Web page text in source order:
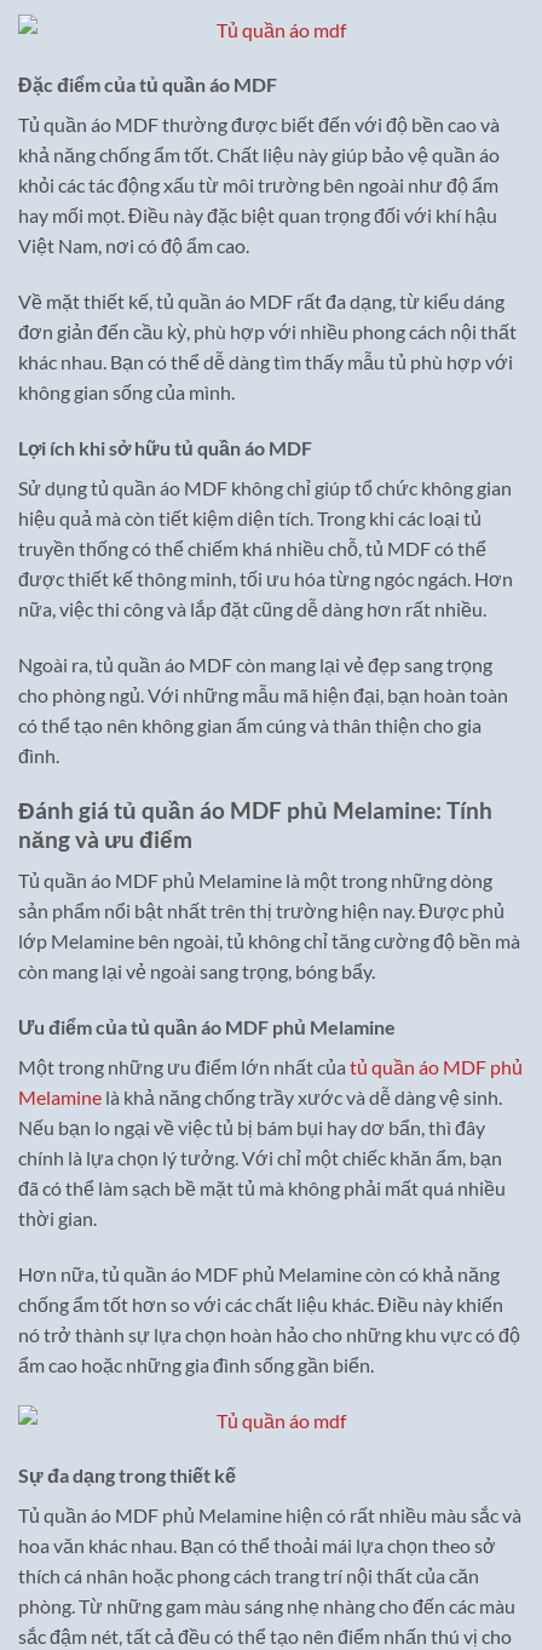
Đặc điểm của tủ quần áo MDF
Tủ quần áo MDF thường được biết đến với độ bền cao và
khả năng chống ẩm tốt. Chất liệu này giúp bảo vệ quần áo
khỏi các tác động xấu từ môi trường bên ngoài như độ ẩm
hay mối mọt. Điều này đặc biệt quan trọng đối với khí hậu
Việt Nam, nơi có độ ẩm cao.
Về mặt thiết kế, tủ quần áo MDF rất đa dạng, từ kiểu dáng
đơn giản đến cầu kỳ, phù hợp với nhiều phong cách nội thất
khác nhau. Bạn có thể dễ dàng tìm thấy mẫu tủ phù hợp với
không gian sống của mình.
Lợi ích khi sở hữu tủ quần áo MDF
Sử dụng tủ quần áo MDF không chỉ giúp tổ chức không gian
hiệu quả mà còn tiết kiệm diện tích. Trong khi các loại tủ
truyền thống có thể chiếm khá nhiều chỗ, tủ MDF có thể
được thiết kế thông minh, tối ưu hóa từng ngóc ngách. Hơn
nữa, việc thi công và lắp đặt cũng dễ dàng hơn rất nhiều.
Ngoài ra, tủ quần áo MDF còn mang lại vẻ đẹp sang trọng
cho phòng ngủ. Với những mẫu mã hiện đại, bạn hoàn toàn
có thể tạo nên không gian ấm cúng và thân thiện cho gia
đình.
Đánh giá tủ quần áo MDF phủ Melamine: Tính
năng và ưu điểm
Tủ quần áo MDF phủ Melamine là một trong những dòng
sản phẩm nổi bật nhất trên thị trường hiện nay. Được phủ
lớp Melamine bên ngoài, tủ không chỉ tăng cường độ bền mà
còn mang lại vẻ ngoài sang trọng, bóng bẩy.
Ưu điểm của tủ quần áo MDF phủ Melamine
Một trong những ưu điểm lớn nhất của tủ quần áo MDF phủ
Melamine là khả năng chống trầy xước và dễ dàng vệ sinh.
Nếu bạn lo ngại về việc tủ bị bám bụi hay dơ bẩn, thì đây
chính là lựa chọn lý tưởng. Với chỉ một chiếc khăn ẩm, bạn
đã có thể làm sạch bề mặt tủ mà không phải mất quá nhiều
thời gian.
Hơn nữa, tủ quần áo MDF phủ Melamine còn có khả năng
chống ẩm tốt hơn so với các chất liệu khác. Điều này khiến
nó trở thành sự lựa chọn hoàn hảo cho những khu vực có độ
ẩm cao hoặc những gia đình sống gần biển.
Sự đa dạng trong thiết kế
Tủ quần áo MDF phủ Melamine hiện có rất nhiều màu sắc và
hoa văn khác nhau. Bạn có thể thoải mái lựa chọn theo sở
thích cá nhân hoặc phong cách trang trí nội thất của căn
phòng. Từ những gam màu sáng nhẹ nhàng cho đến các màu
sắc đậm nét, tất cả đều có thể tạo nên điểm nhấn thú vị cho